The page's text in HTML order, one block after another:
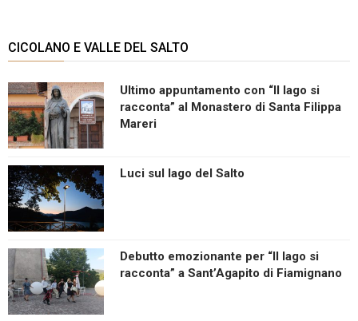
CICOLANO E VALLE DEL SALTO
Ultimo appuntamento con “Il lago si
racconta” al Monastero di Santa Filippa
Mareri
Luci sul lago del Salto
Debutto emozionante per “Il lago si
racconta” a Sant’Agapito di Fiamignano